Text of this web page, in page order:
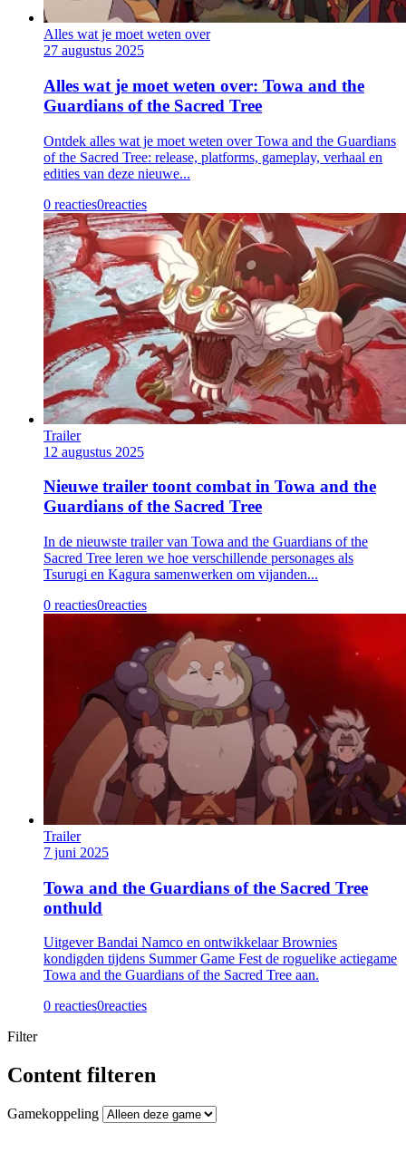
Alles wat je moet weten over
27 augustus 2025
Alles wat je moet weten over: Towa and the
Guardians of the Sacred Tree
Ontdek alles wat je moet weten over Towa and the Guardians
of the Sacred Tree: release, platforms, gameplay, verhaal en
edities van deze nieuwe...
0 reacties0reacties
Trailer
12 augustus 2025
Nieuwe trailer toont combat in Towa and the
Guardians of the Sacred Tree
In de nieuwste trailer van Towa and the Guardians of the
Sacred Tree leren we hoe verschillende personages als
Tsurugi en Kagura samenwerken om vijanden...
0 reacties0reacties
Trailer
7 juni 2025
Towa and the Guardians of the Sacred Tree
onthuld
Uitgever Bandai Namco en ontwikkelaar Brownies
kondigden tijdens Summer Game Fest de roguelike actiegame
Towa and the Guardians of the Sacred Tree aan.
0 reacties0reacties
Filter
Content filteren
Gamekoppeling